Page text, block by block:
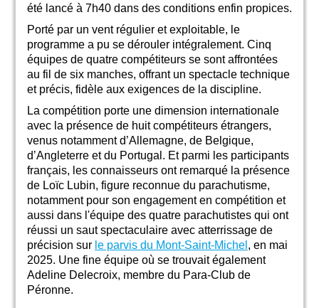
été lancé à 7h40 dans des conditions enfin propices.
Porté par un vent régulier et exploitable, le
programme a pu se dérouler intégralement. Cinq
équipes de quatre compétiteurs se sont affrontées
au fil de six manches, offrant un spectacle technique
et précis, fidèle aux exigences de la discipline.
La compétition porte une dimension internationale
avec la présence de huit compétiteurs étrangers,
venus notamment d’Allemagne, de Belgique,
d’Angleterre et du Portugal. Et parmi les participants
français, les connaisseurs ont remarqué la présence
de Loïc Lubin, figure reconnue du parachutisme,
notamment pour son engagement en compétition et
aussi dans l'équipe des quatre parachutistes qui ont
réussi un saut spectaculaire avec atterrissage de
précision sur le parvis du Mont-Saint-Michel , en mai
2025. Une fine équipe où se trouvait également
Adeline Delecroix, membre du Para-Club de
Péronne.